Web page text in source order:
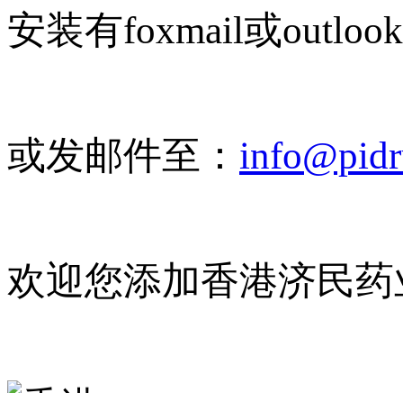
安装有foxmail或
或发邮件至：
欢迎您添加香港济民